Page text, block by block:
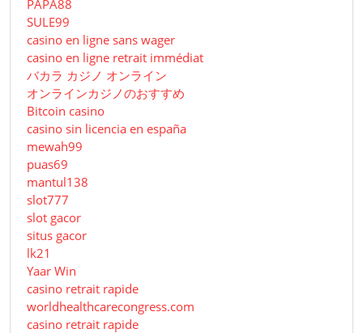
PAPA88
SULE99
casino en ligne sans wager
casino en ligne retrait immédiat
バカラ カジノ オンライン
オンラインカジノのおすすめ
Bitcoin casino
casino sin licencia en españa
mewah99
puas69
mantul138
slot777
slot gacor
situs gacor
lk21
Yaar Win
casino retrait rapide
worldhealthcarecongress.com
casino retrait rapide